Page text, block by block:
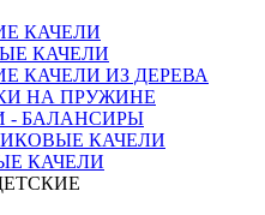
КАЧЕЛИ
КАЧЕЛИ
КАЧЕЛИ ИЗ ДЕРЕВА
НА ПРУЖИНЕ
- БАЛАНСИРЫ
КАЧЕЛИ
КАЧЕЛИ